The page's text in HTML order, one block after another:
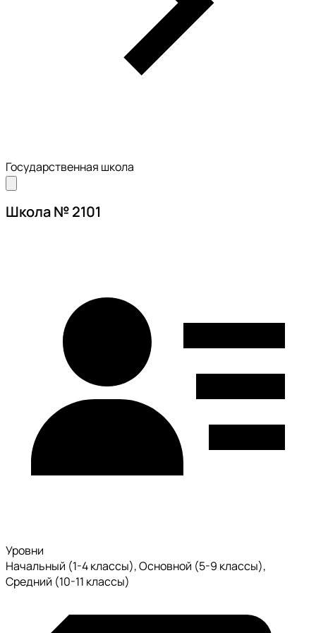
Государственная школа
Школа № 2101
Уровни
Начальный (1-4 классы), Основной (5-9 классы),
Средний (10-11 классы)